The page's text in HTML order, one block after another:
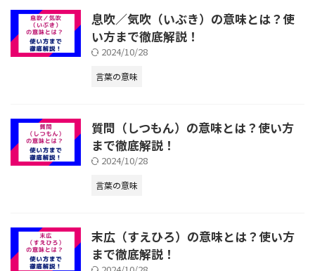
息吹／気吹（いぶき）の意味とは？使
い方まで徹底解説！
2024/10/28
言葉の意味
質問（しつもん）の意味とは？使い方
まで徹底解説！
2024/10/28
言葉の意味
末広（すえひろ）の意味とは？使い方
まで徹底解説！